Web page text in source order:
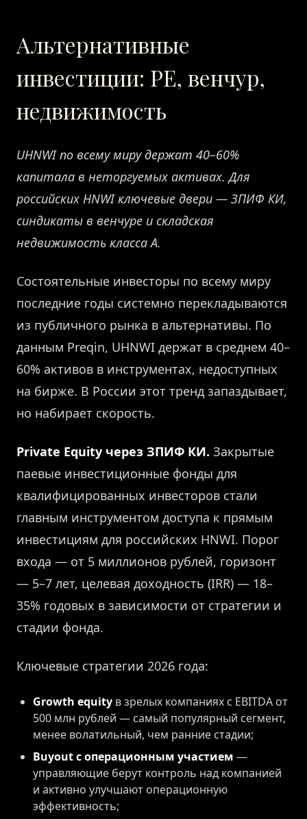
Альтернативные
инвестиции: PE, венчур,
недвижимость
UHNWI по всему миру держат 40–60%
капитала в неторгуемых активах. Для
российских HNWI ключевые двери — ЗПИФ КИ,
синдикаты в венчуре и складская
недвижимость класса А.
Состоятельные инвесторы по всему миру
последние годы системно перекладываются
из публичного рынка в альтернативы. По
данным Preqin, UHNWI держат в среднем 40–
60% активов в инструментах, недоступных
на бирже. В России этот тренд запаздывает,
но набирает скорость.
Private Equity через ЗПИФ КИ. Закрытые
паевые инвестиционные фонды для
квалифицированных инвесторов стали
главным инструментом доступа к прямым
инвестициям для российских HNWI. Порог
входа — от 5 миллионов рублей, горизонт
— 5–7 лет, целевая доходность (IRR) — 18–
35% годовых в зависимости от стратегии и
стадии фонда.
Ключевые стратегии 2026 года:
Growth equity в зрелых компаниях с EBITDA от
500 млн рублей — самый популярный сегмент,
менее волатильный, чем ранние стадии;
Buyout с операционным участием —
управляющие берут контроль над компанией
и активно улучшают операционную
эффективность;